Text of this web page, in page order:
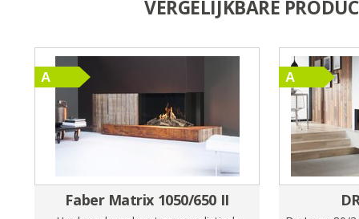
VERGELIJKBARE
Faber Matrix 1050/650 II